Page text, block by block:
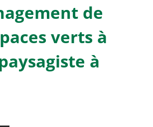
de
verts à
à